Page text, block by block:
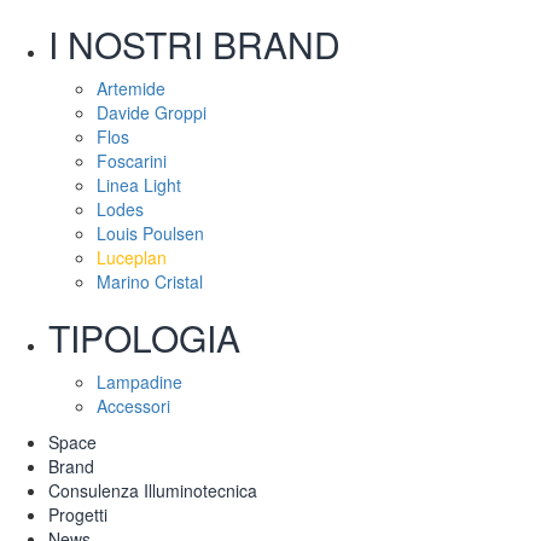
I NOSTRI BRAND
Artemide
Davide Groppi
Flos
Foscarini
Linea Light
Lodes
Louis Poulsen
Luceplan
Marino Cristal
TIPOLOGIA
Lampadine
Accessori
Space
Brand
Consulenza Illuminotecnica
Progetti